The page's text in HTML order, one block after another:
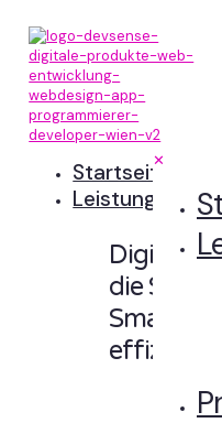
✕
Startseite
Leistungen
Digitale
die Sinn
Smart
effizient